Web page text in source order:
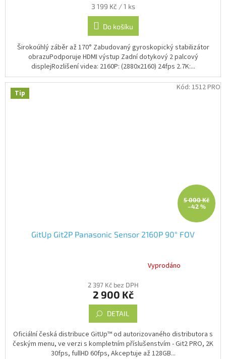
Měrná
cena:
3 199 Kč / 1 ks
Do košíku
Širokoúhlý záběr až 170° Zabudovaný gyroskopický stabilizátor
obrazuPodporuje HDMI výstup Zadní dotykový 2 palcový
displejRozlišení videa: 2160P: (2880x2160) 24fps 2.7K:...
Tip
5 000 Kč
–42 %
GitUp Git2P Panasonic Sensor 2160P 90° FOV
hvězdiček.
Vyprodáno
2 397 Kč bez DPH
2 900 Kč
DETAIL
Oficiální česká distribuce GitUp™ od autorizovaného distributora s
českým menu, ve verzi s kompletním příslušenstvím - Git2 PRO, 2K
30fps, fullHD 60fps, Akceptuje až 128GB...
Kód: 1512 PRO